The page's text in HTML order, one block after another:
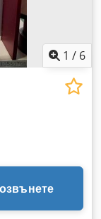
1 / 6